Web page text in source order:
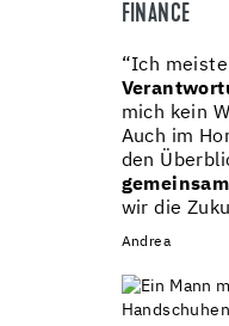
FINANCE
“Ich
mich kein
Auch im
den
wir die
Andrea